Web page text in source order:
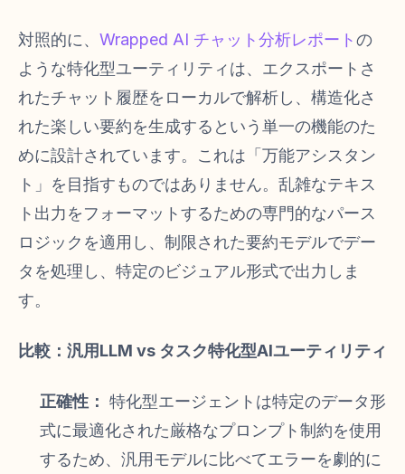
対照的に、 Wrapped AI チャット分析レポートの
ような特化型ユーティリティは、エクスポートさ
れたチャット履歴をローカルで解析し、構造化さ
れた楽しい要約を生成するという単一の機能のた
めに設計されています。これは「万能アシスタン
ト」を目指すものではありません。乱雑なテキス
ト出力をフォーマットするための専門的なパース
ロジックを適用し、制限された要約モデルでデー
タを処理し、特定のビジュアル形式で出力しま
す。
比較：汎用LLM vs タスク特化型AIユーティリティ
正確性： 特化型エージェントは特定のデータ形
式に最適化された厳格なプロンプト制約を使用
するため、汎用モデルに比べてエラーを劇的に